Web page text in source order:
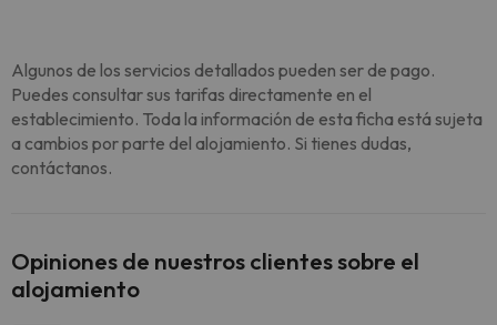
Algunos de los servicios detallados pueden ser de pago.
Puedes consultar sus tarifas directamente en el
establecimiento. Toda la información de esta ficha está sujeta
a cambios por parte del alojamiento. Si tienes dudas,
contáctanos.
Opiniones de nuestros clientes sobre el
alojamiento